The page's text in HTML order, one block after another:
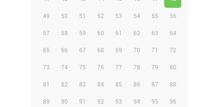
49 50 51 52 53 54 55 56
57 58 59 60 61 62 63 64
65 66 67 68 69 70 71 72
73 74 75 76 77 78 79 80
81 82 83 84 85 86 87 88
89 90 91 92 93 94 95 96